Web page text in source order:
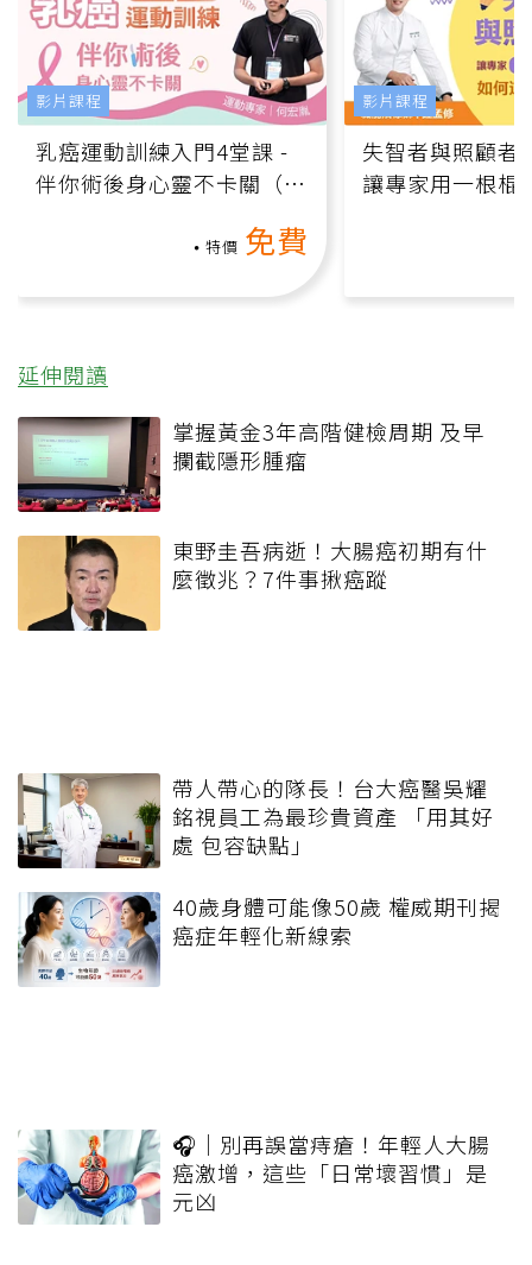
乳癌運動訓練入門4堂課 -
伴你術後身心靈不卡關（線
特價 免費
影片課程
失智者與照顧者
讓專家用一根棍
影片課程
延伸閱讀
掌握黃金3年高階健檢周期 及早
攔截隱形腫瘤
東野圭吾病逝！大腸癌初期有什
麼徵兆？7件事揪癌蹤
帶人帶心的隊長！台大癌醫吳耀
銘視員工為最珍貴資產 「用其好
處 包容缺點」
40歲身體可能像50歲 權威期刊揭
癌症年輕化新線索
🎧｜別再誤當痔瘡！年輕人大腸
癌激增，這些「日常壞習慣」是
元凶